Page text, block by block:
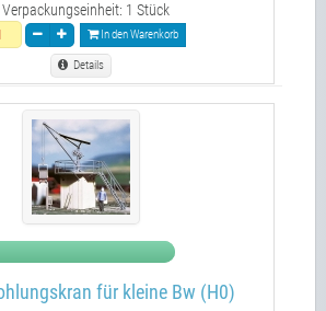
Verpackungseinheit: 1 Stück
In den Warenkorb
Details
für kleine Bw (H0)